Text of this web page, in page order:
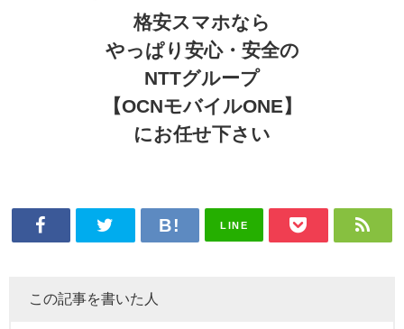
格安スマホなら
やっぱり安心・安全の
NTTグループ
【OCNモバイルONE】
にお任せ下さい
LINE
この記事を書いた人